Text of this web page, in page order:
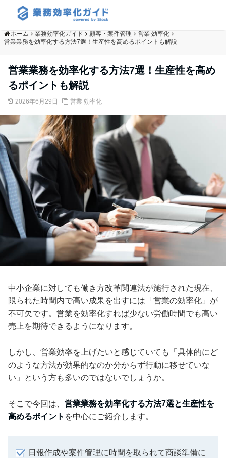
ホーム 業務効率化ガイド 顧客・案件管理
営業 効率化
営業業務を効率化する方法7選！生産性を高めるポイントも解説
営業業務を効率化する方法7選！生産性を高め
るポイントも解説
2026年6月29日 営業 効率化
中小企業に対しても働き方改革関連法が施行された現在、
限られた時間内で高い成果を出すには「営業の効率化」が
不可欠です。営業を効率化すれば少ない労働時間でも高い
売上を期待できるようになります。
しかし、営業効率を上げたいと感じていても「具体的にど
のような方法が効果的なのか分からず行動に移せていな
い」という方も多いのではないでしょうか。
そこで今回は、 営業業務を効率化する方法7選と生産性を
高めるポイント を中心にご紹介します。
日報作成や案件管理に時間を取られて商談準備に